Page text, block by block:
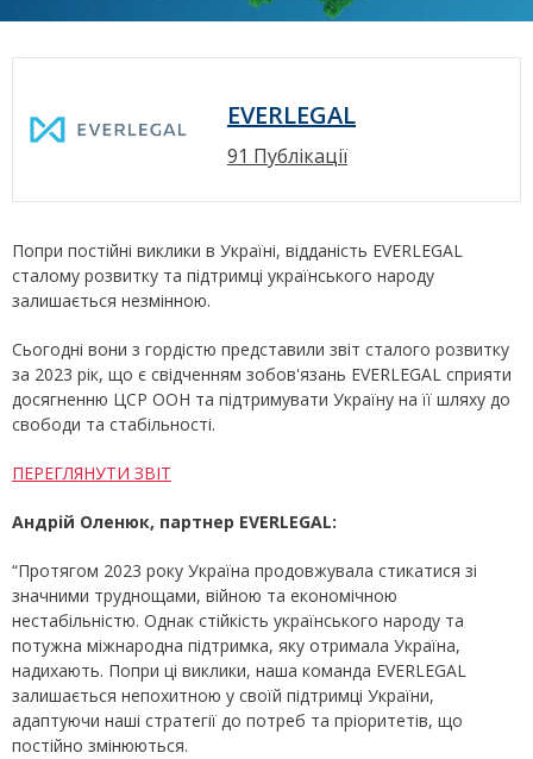
EVERLEGAL
91 Публікації
Попри постійні виклики в Україні, відданість EVERLEGAL
сталому розвитку та підтримці українського народу
залишається незмінною.
Сьогодні вони з гордістю представили звіт сталого розвитку
за 2023 рік, що є свідченням зобов'язань EVERLEGAL сприяти
досягненню ЦСР ООН та підтримувати Україну на її шляху до
свободи та стабільності.
ПЕРЕГЛЯНУТИ ЗВІТ
Андрій Оленюк, партнер EVERLEGAL:
“Протягом 2023 року Україна продовжувала стикатися зі
значними труднощами, війною та економічною
нестабільністю. Однак стійкість українського народу та
потужна міжнародна підтримка, яку отримала Україна,
надихають. Попри ці виклики, наша команда EVERLEGAL
залишається непохитною у своїй підтримці України,
адаптуючи наші стратегії до потреб та пріоритетів, що
постійно змінюються.